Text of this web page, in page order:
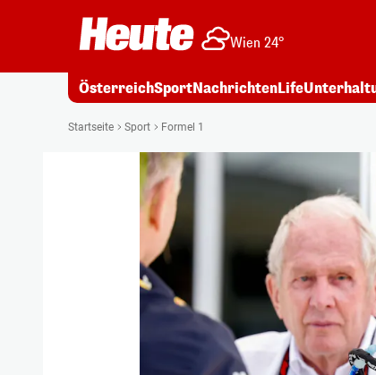
Wien 24°
ÖsterreichSportNachrichtenLife
Startseite Sport Formel 1